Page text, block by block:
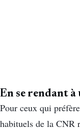
En se rendant à
Pour ceux qui
habituels de la CNR